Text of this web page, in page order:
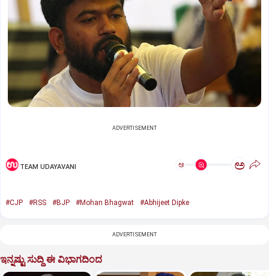
ADVERTISEMENT
TEAM UDAYAVANI ಅ ಅ
#CJP #RSS #BJP #Mohan Bhagwat #Abhijeet Dipke
ADVERTISEMENT
ಇನ್ನಷ್ಟು ಸುದ್ದಿ ಈ ವಿಭಾಗದಿಂದ